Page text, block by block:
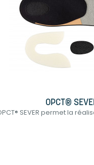
OPCT®
SEVER permet la